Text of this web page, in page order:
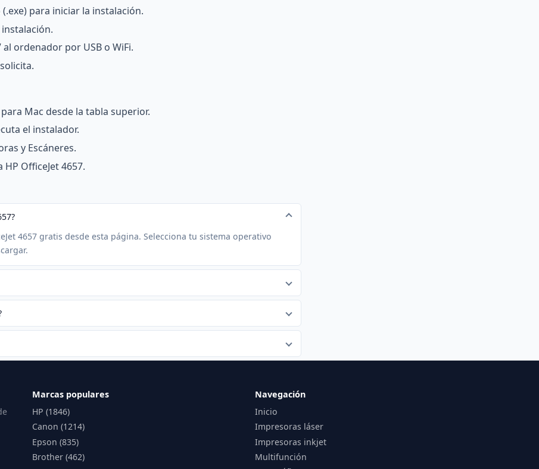
para iniciar la instalación.
ordenador por USB o WiFi.
Mac desde la tabla superior.
el instalador.
y Escáneres.
OfficeJet 4657.
4657 gratis desde esta página. Selecciona tu sistema operativo
Marcas populares
HP (1846)
Canon (1214)
Epson (835)
Brother (462)
Navegación
Inicio
Impresoras láser
Impresoras inkjet
Multifunción